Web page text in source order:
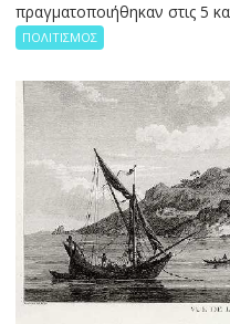
πραγματοποιήθηκαν στις 5
ΠΟΛΙΤΙΣΜΟΣ